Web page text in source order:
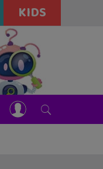
KIDS